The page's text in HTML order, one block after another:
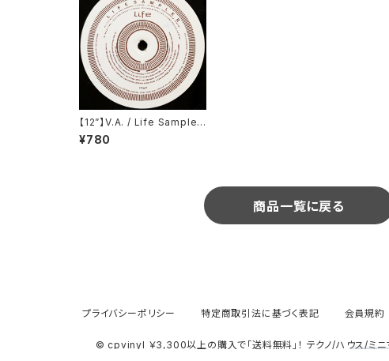
【12”】V.A. / Life Sampler
(Lowlife) (LOW 8)
¥780
商品一覧に戻る
プライバシーポリシー 特定商取引法に基づく表記 会員規約
© cpvinyl ￥3,300以上の購入で「送料無料」！ テクノ/ハウス/ミニ